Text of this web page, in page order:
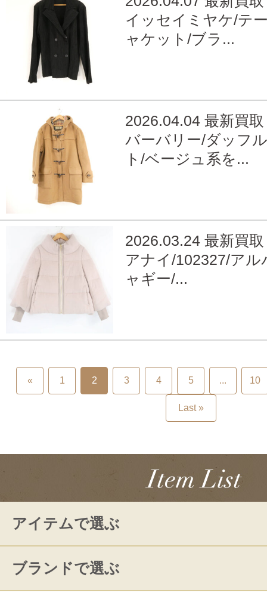
イッセイミヤケ/テ
ャケット/ブラ...
2026.04.04 最新買取
バーバリー/ダッフ
ト/ベージュ系を...
2026.03.24 最新買取
アナイ/102327/アル
ャギー/...
« 1 2 3 4 5 ... 10
Last »
アイテムで選ぶ
ブランドで選ぶ